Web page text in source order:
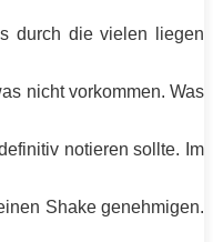
durch die vielen liegen
nicht vorkommen. Was
notieren sollte. Im
Shake genehmigen.